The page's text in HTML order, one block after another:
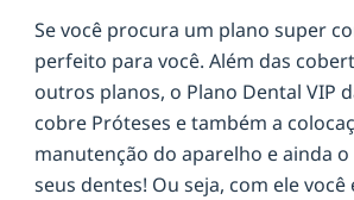
Se você procura um plano super
perfeito para você. Além das
outros planos, o Plano Dental VIP
cobre Próteses e também a
manutenção do aparelho e ainda
seus dentes! Ou seja, com ele